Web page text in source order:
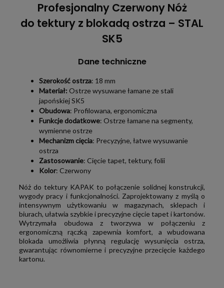
Profesjonalny Czerwony Nóż
do tektury z blokadą ostrza – STAL
SK5
Dane techniczne
Szerokość ostrza: 18 mm
Materiał: Ostrze wysuwane łamane ze stali
japońskiej SK5
Obudowa: Profilowana, ergonomiczna
Funkcje dodatkowe: Ostrze łamane na segmenty,
wymienne ostrze
Mechanizm cięcia: Precyzyjne, łatwe wysuwanie
ostrza
Zastosowanie: Cięcie tapet, tektury, folii
Kolor: Czerwony
Nóż do tektury KAPAK to połączenie solidnej konstrukcji,
wygody pracy i funkcjonalności. Zaprojektowany z myślą o
intensywnym użytkowaniu w magazynach, sklepach i
biurach, ułatwia szybkie i precyzyjne cięcie tapet i kartonów.
Wytrzymała obudowa z tworzywa w połączeniu z
ergonomiczną rączką zapewnia komfort, a wbudowana
blokada umożliwia płynną regulację wysunięcia ostrza,
gwarantując równomierne i precyzyjne przecięcie każdego
kartonu.